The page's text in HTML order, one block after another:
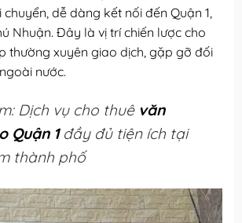
chuyển, dễ dàng kết nối đến Quận 1,
Nhuận. Đây là vị trí chiến lược cho
thường xuyên giao dịch, gặp gỡ đối
nước.
Dịch vụ cho thuê văn
Quận 1đầy đủ tiện ích tại
thành phố